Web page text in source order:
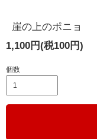
崖の上のポニョ
1,100円(税100円)
個数